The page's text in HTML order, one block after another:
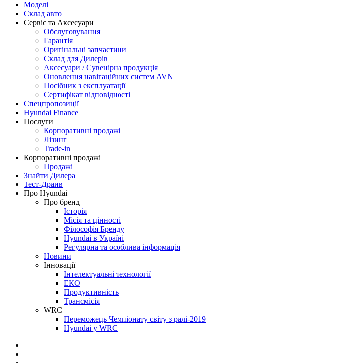
Моделі
Склад авто
Сервіс та Аксесуари
Обслуговування
Гарантія
Оригінальні запчастини
Склад для Дилерів
Аксесуари / Сувенірна продукція
Оновлення навігаційних систем AVN
Посібник з експлуатації
Сертифікат відповідності
Спецпропозиції
Hyundai Finance
Послуги
Корпоративні продажі
Лізинг
Trade-in
Корпоративні продажі
Продажі
Знайти Дилера
Тест-Драйв
Про Hyundai
Про бренд
Історія
Місія та цінності
Філософія Бренду
Hyundai в Україні
Регулярна та особлива інформація
Новини
Інновації
Інтелектуальні технології
ЕКО
Продуктивність
Трансмісія
WRC
Переможець Чемпіонату світу з ралі-2019
Hyundai у WRC